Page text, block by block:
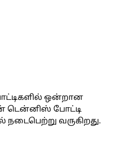
ஒன்றான
டென்னிஸ் போட்டி
வருகிறது.